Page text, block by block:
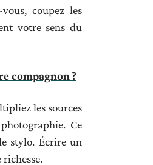
coupez les
votre sens du
compagnon ?
les sources
Ce
stylo. Écrire un
richesse.